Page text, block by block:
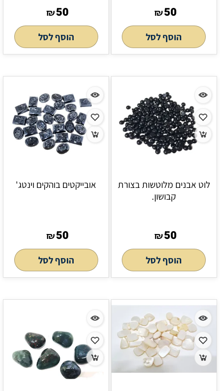
₪50
הוסף לסל
₪50
הוסף לסל
לוט אבנים מלוטשות בצורת
קבושון.
₪50
הוסף לסל
אובייקטים בוהקים וינטג'
₪50
הוסף לסל